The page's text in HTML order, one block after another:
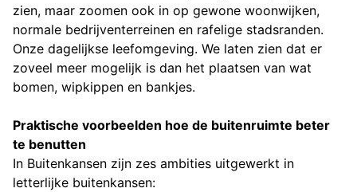
zien, maar zoomen ook in op gewone woonwijken,
normale bedrijventerreinen en rafelige stadsranden.
Onze dagelijkse leefomgeving. We laten zien dat er
zoveel meer mogelijk is dan het plaatsen van wat
bomen, wipkippen en bankjes.
Praktische voorbeelden hoe de buitenruimte beter
te benutten
In Buitenkansen zijn zes ambities uitgewerkt in
letterlijke buitenkansen: